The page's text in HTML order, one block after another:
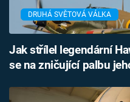
DRUHÁ SVĚTOVÁ VÁLKA
Jak střílel legendární
se na zničující palbu